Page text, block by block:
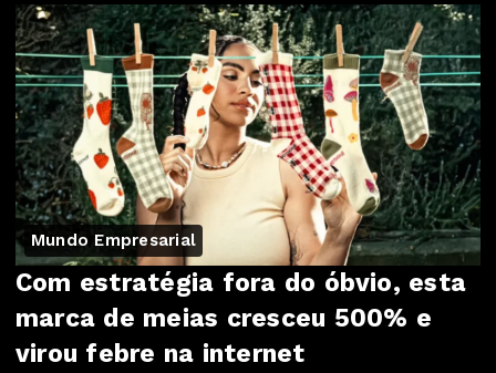
Mundo Empresarial
Com estratégia fora do óbvio, esta
marca de meias cresceu 500% e
virou febre na internet